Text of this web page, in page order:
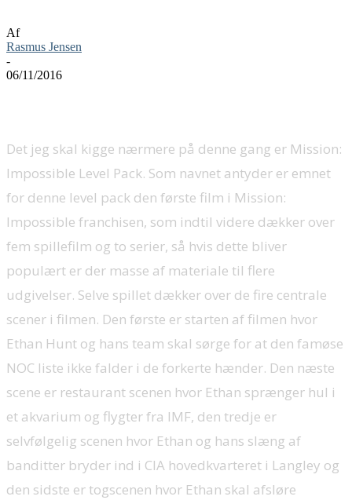
Af
Rasmus Jensen
-
06/11/2016
Det jeg skal kigge nærmere på denne gang er Mission:
Impossible Level Pack. Som navnet antyder er emnet
for denne level pack den første film i Mission:
Impossible franchisen, som indtil videre dækker over
fem spillefilm og to serier, så hvis dette bliver
populært er der masse af materiale til flere
udgivelser. Selve spillet dækker over de fire centrale
scener i filmen. Den første er starten af filmen hvor
Ethan Hunt og hans team skal sørge for at den famøse
NOC liste ikke falder i de forkerte hænder. Den næste
scene er restaurant scenen hvor Ethan sprænger hul i
et akvarium og flygter fra IMF, den tredje er
selvfølgelig scenen hvor Ethan og hans slæng af
banditter bryder ind i CIA hovedkvarteret i Langley og
den sidste er togscenen hvor Ethan skal afsløre